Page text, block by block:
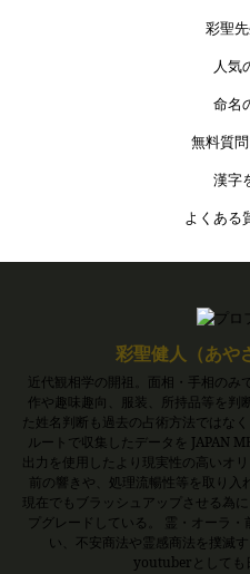
彩聖
人気
命名
無料質
漢字
よくある
彩聖健人（あや
近代観相学の開祖。面相・手相のみ
作や趣味趣向、服装、所持品等を判
た姓名判断も過去の占術方法ではな
ルートで収集したデータを JAPAN
出力を使用したより現実性の高いオ
前の響きや、処理流暢性等を取り入
現在でもブラッシュアップさせる為
プグレードしている。 霊・オーラ
い、不安商法や霊感商法を撲滅
youtuberとしても